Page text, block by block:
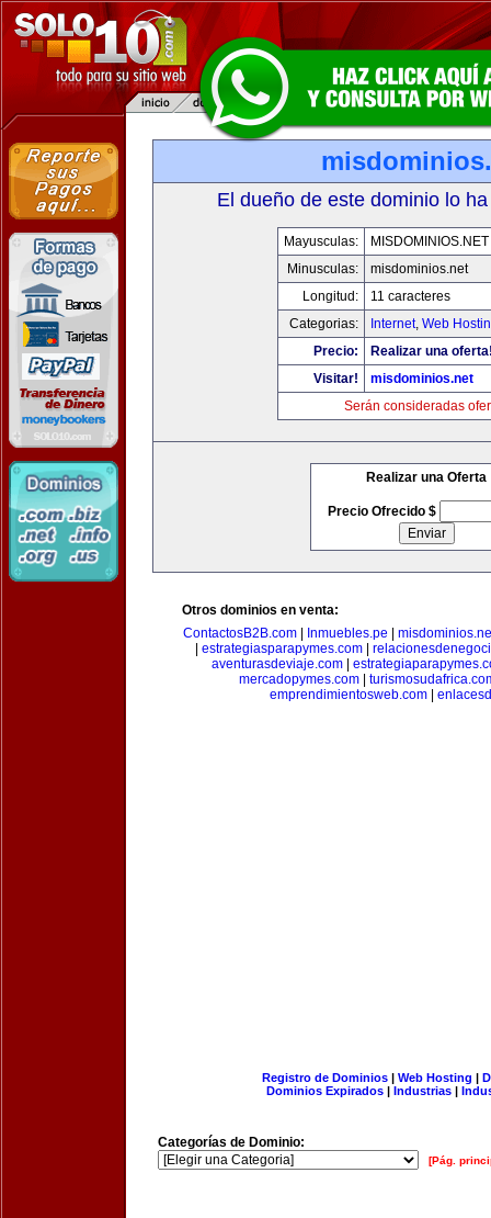
El dueño de este dominio lo
Mayusculas:
MISDOMINIOS.NET
Minusculas:
misdominios.net
Longitud:
11 caracteres
Categorias:
Internet, Web
Precio:
Realizar una
Visitar!
misdominios.net
Serán consideradas
Realizar una Oferta
Precio Ofrecido $
Otros dominios en venta:
ContactosB2B.com
Inmuebles.pe
estrategiasparapymes.com
aventurasdeviaje.com|
mercadopymes.com
emprendimientosweb.com
Registro de Dominios| Web Hosting |
Dominios Expirados | Industrias |
Categorías de Dominio:
[Pág.